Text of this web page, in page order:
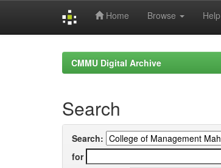
Home Browse Help
CMMU Digital Archive
Search
Search:
for